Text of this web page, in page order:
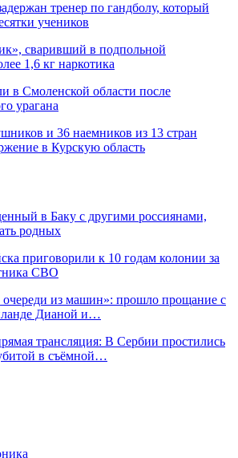
тренер по гандболу, который
учеников
сваривший в подпольной
1,6 кг наркотика
в Смоленской области после
урагана
и 36 наемников из 13 стран
в Курскую область
в Баку с другими россиянами,
родных
приговорили к 10 годам колонии за
СВО
из машин»: прошло прощание с
Дианой и…
трансляция: В Сербии простились
в съёмной…